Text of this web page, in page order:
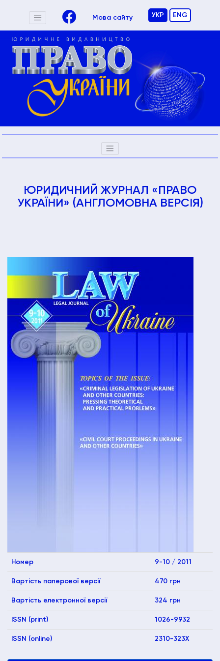
Мова сайту УКР ENG
ЮРИДИЧНИЙ ЖУРНАЛ «ПРАВО
УКРАЇНИ» (АНГЛОМОВНА ВЕРСІЯ)
Номер 9-10 / 2011
Вартість паперової версії 470 грн
Вартість електронної версії 324 грн
ISSN (print) 1026-9932
ISSN (online) 2310-323X